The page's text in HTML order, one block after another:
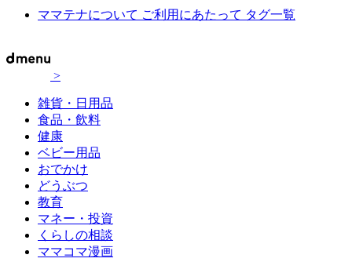
ママテナについて ご利用にあたって タグ一覧
>
雑貨・日用品
食品・飲料
健康
ベビー用品
おでかけ
どうぶつ
教育
マネー・投資
くらしの相談
ママコマ漫画